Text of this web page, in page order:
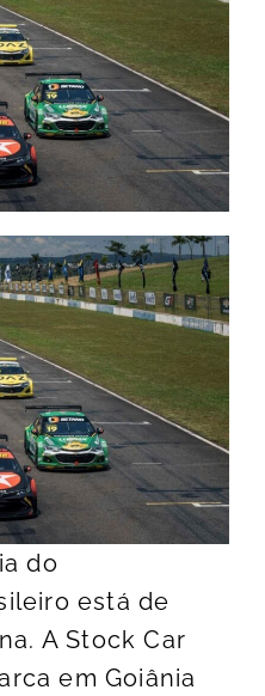
do
está de
A Stock Car
em Goiânia